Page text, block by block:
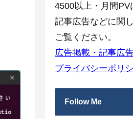
4500以上・月間PV
記事広告などに関
ご覧ください。
広告掲載・記事広
プライバシーポリ
Follow Me